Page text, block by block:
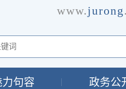
www.jurong
力句容 政务公